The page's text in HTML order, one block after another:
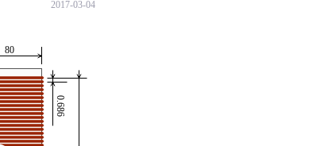
2017-03-04
0.686
80